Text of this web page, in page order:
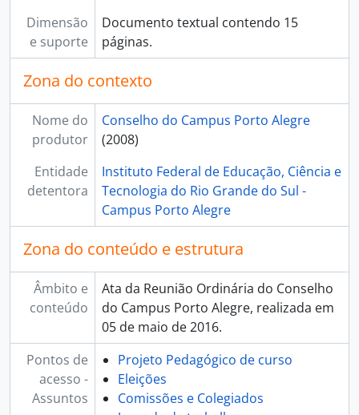
Dimensão
e suporte
Documento textual contendo 15
páginas.
Zona do contexto
Nome do
produtor
Conselho do Campus Porto Alegre
(2008)
Entidade
detentora
Instituto Federal de Educação, Ciência e
Tecnologia do Rio Grande do Sul -
Campus Porto Alegre
Zona do conteúdo e estrutura
Âmbito e
conteúdo
Ata da Reunião Ordinária do Conselho
do Campus Porto Alegre, realizada em
05 de maio de 2016.
Pontos de
acesso -
Assuntos
Projeto Pedagógico de curso
Eleições
Comissões e Colegiados